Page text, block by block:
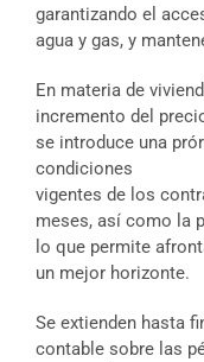
garantizando el
agua y gas, y
En materia de
incremento del
se introduce una
condiciones
vigentes de los
meses, así como la
lo que permite
un mejor horizonte.
Se extienden hasta
contable sobre las